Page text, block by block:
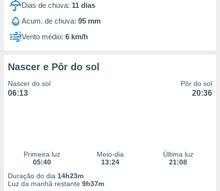
Dias de chuva: 11 dias
Acum. de chuva: 95 mm
Vento médio: 6 km/h
Nascer e Pôr do sol
Nascer do sol
06:13
Pôr do sol
20:36
Primeira luz
05:40
Meio-dia
13:24
Última luz
21:08
Duração do dia 14h23m
Luz da manhã restante 9h37m